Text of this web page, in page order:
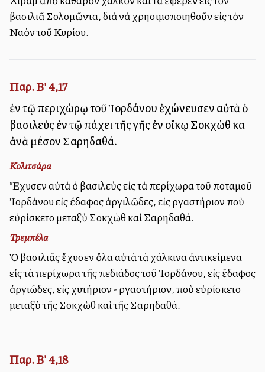
βασιλιᾶ Σολομῶντα, διὰ νὰ χρησιμοποιηθοῦν εἰς τὸν
Ναὸν τοῦ Κυρίου.
Παρ. Β' 4,17
ἐν τῷ περιχώρῳ τοῦ Ἰορδάνου ἐχώνευσεν αὐτὰ ὁ
βασιλεὺς ἐν τῷ πάχει τῆς γῆς ἐν οἴκῳ Σοκχὼθ καὶ
ἀνὰ μέσον Σαρηδαθά.
Κολιτσάρα
Ἔχυσεν αὐτὰ ὁ βασιλεὺς εἰς τὰ περίχωρα τοῦ ποταμοῦ
Ἰορδάνου εἰς ἔδαφος ἀργιλῶδες, εἰς ἐργαστήριον ποὺ
εὑρίσκετο μεταξὺ Σοκχὼθ καὶ Σαρηδαθά.
Τρεμπέλα
Ὁ βασιλιᾶς ἔχυσεν ὅλα αὐτὰ τὰ χάλκινα ἀντικείμενα
εἰς τὰ περίχωρα τῆς πεδιάδος τοῦ Ἰορδάνου, εἰς ἔδαφος
ἀργιλλῶδες, εἰς χυτήριον - ἐργαστήριον, ποὺ εὑρίσκετο
μεταξὺ τῆς Σοκχὼθ καὶ τῆς Σαρηδαθά.
Παρ. Β' 4,18